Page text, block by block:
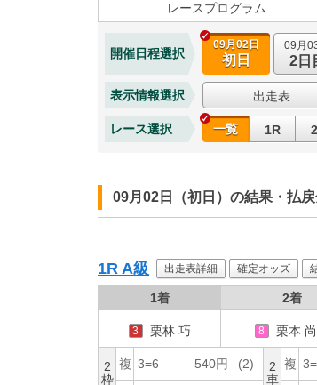
レースプログラム
開催日程選択
09月02日
初日
09月
2日
表示情報選択 出走表
レース選択 一覧 1R
09月02日（初日）の結果・払
1R A級 出走表詳細 確定オッズ
1着 2着
3 栗林 巧 8 栗本
2
枠
複 3=6 540円 (2)
2
車
複